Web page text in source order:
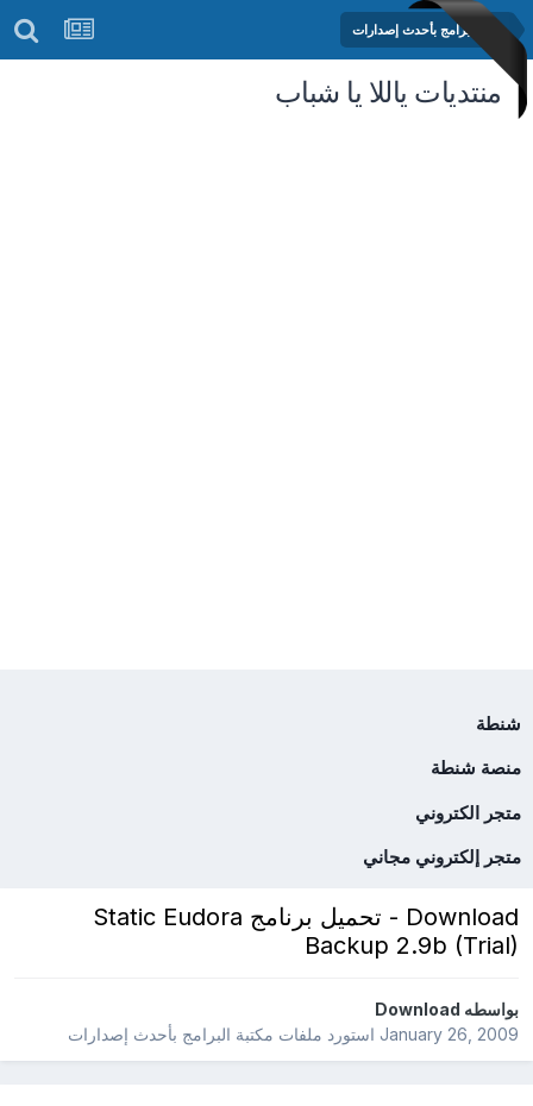
مكتبة البرامج بأحدث إصدارات
منتديات ياللا يا شباب
شنطة
منصة شنطة
متجر الكتروني
متجر إلكتروني مجاني
Download - تحميل برنامج Static Eudora
Backup 2.9b (Trial)
بواسطهDownload
January 26, 2009استورد ملفات مكتبة البرامج بأحدث إصدارات